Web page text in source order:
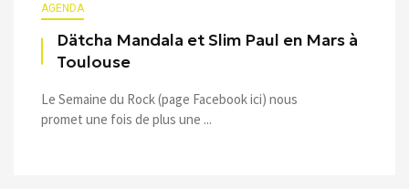
AGENDA
Dätcha Mandala et Slim Paul en Mars à
Toulouse
Le Semaine du Rock (page Facebook ici) nous
promet une fois de plus une ...